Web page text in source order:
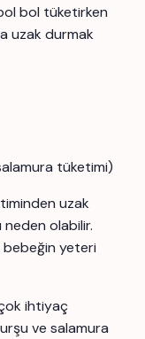
bol tüketirken
uzak durmak
tüketimi)
uzak
neden olabilir.
bebeğin yeteri
ihtiyaç
ve salamura